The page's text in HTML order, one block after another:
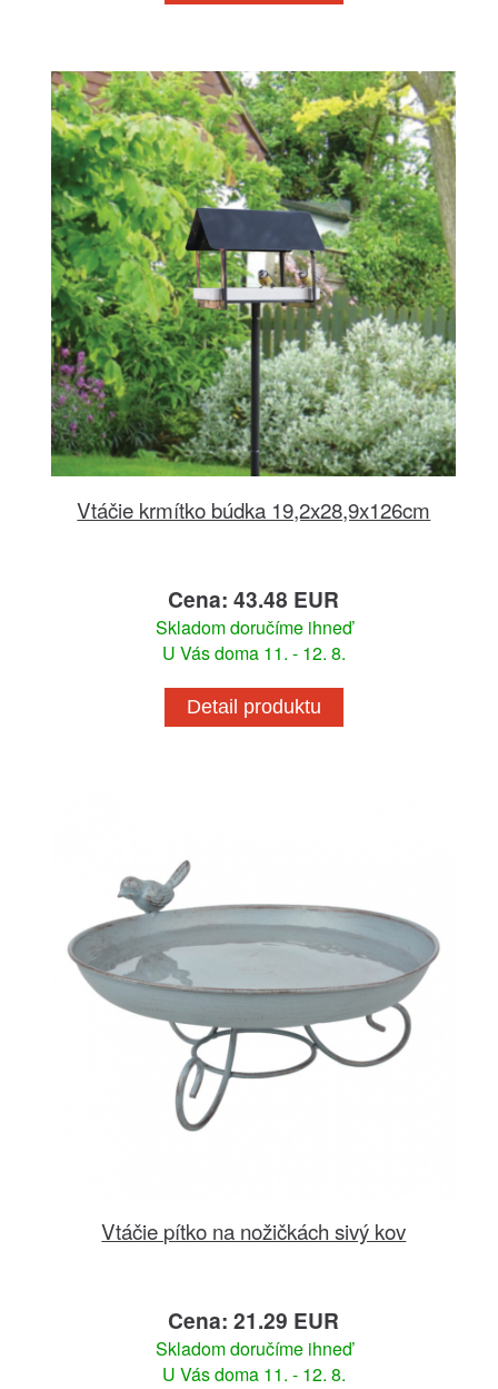
Vtáčie krmítko búdka 19,2x28,9x126cm
Cena: 43.48 EUR
Skladom doručíme ihneď
U Vás doma 11. - 12. 8.
Detail produktu
Vtáčie pítko na nožičkách sivý kov
Cena: 21.29 EUR
Skladom doručíme ihneď
U Vás doma 11. - 12. 8.